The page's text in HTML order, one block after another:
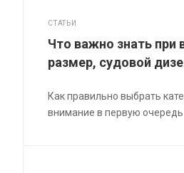
СТАТЬИ
Что важно знать при
размер, судовой
Как правильно выбрать
внимание в первую очередь